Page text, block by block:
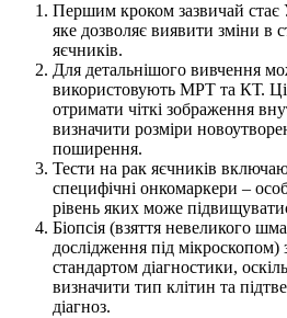
Першим кроком зазвичай стає
яке дозволяє виявити зміни в
яєчників.
Для детальнішого вивчення
використовують МРТ та КТ.
отримати чіткі зображення
визначити розміри
поширення.
Тести на рак яєчників
специфічні онкомаркери –
рівень яких може
Біопсія (взяття невеликого
дослідження під мікроскопом)
стандартом діагностики,
визначити тип клітин та
діагноз.